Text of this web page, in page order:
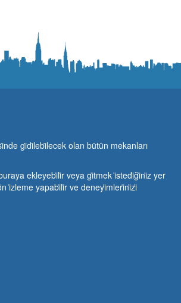
gi̇di̇lebi̇lecek olan bütün mekanları
buraya ekleyebi̇li̇r veya gi̇tmek i̇stedi̇ği̇ni̇z yer
i̇zleme yapabi̇li̇r ve deneyi̇mleri̇ni̇zi̇